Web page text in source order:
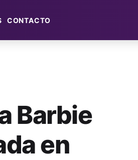
CONTACTO
Barbie
en